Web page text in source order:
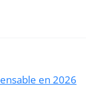
en 2026